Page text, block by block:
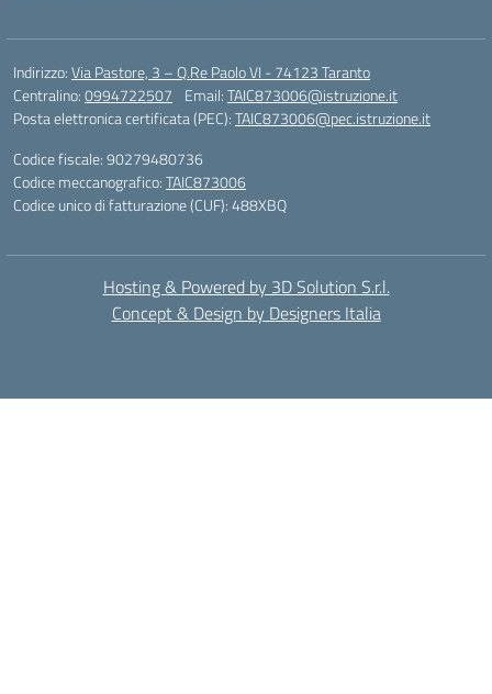
Indirizzo:Via Pastore, 3 – Q.Re Paolo VI - 74123 Taranto
Centralino:0994722507 Email:TAIC873006@istruzione.it
Posta elettronica certificata (PEC):TAIC873006@pec.istruzione.it
Codice fiscale: 90279480736
Codice meccanografico:TAIC873006
Codice unico di fatturazione (CUF): 488XBQ
Hosting & Powered by 3D Solution S.r.l.
Concept & Design by Designers Italia